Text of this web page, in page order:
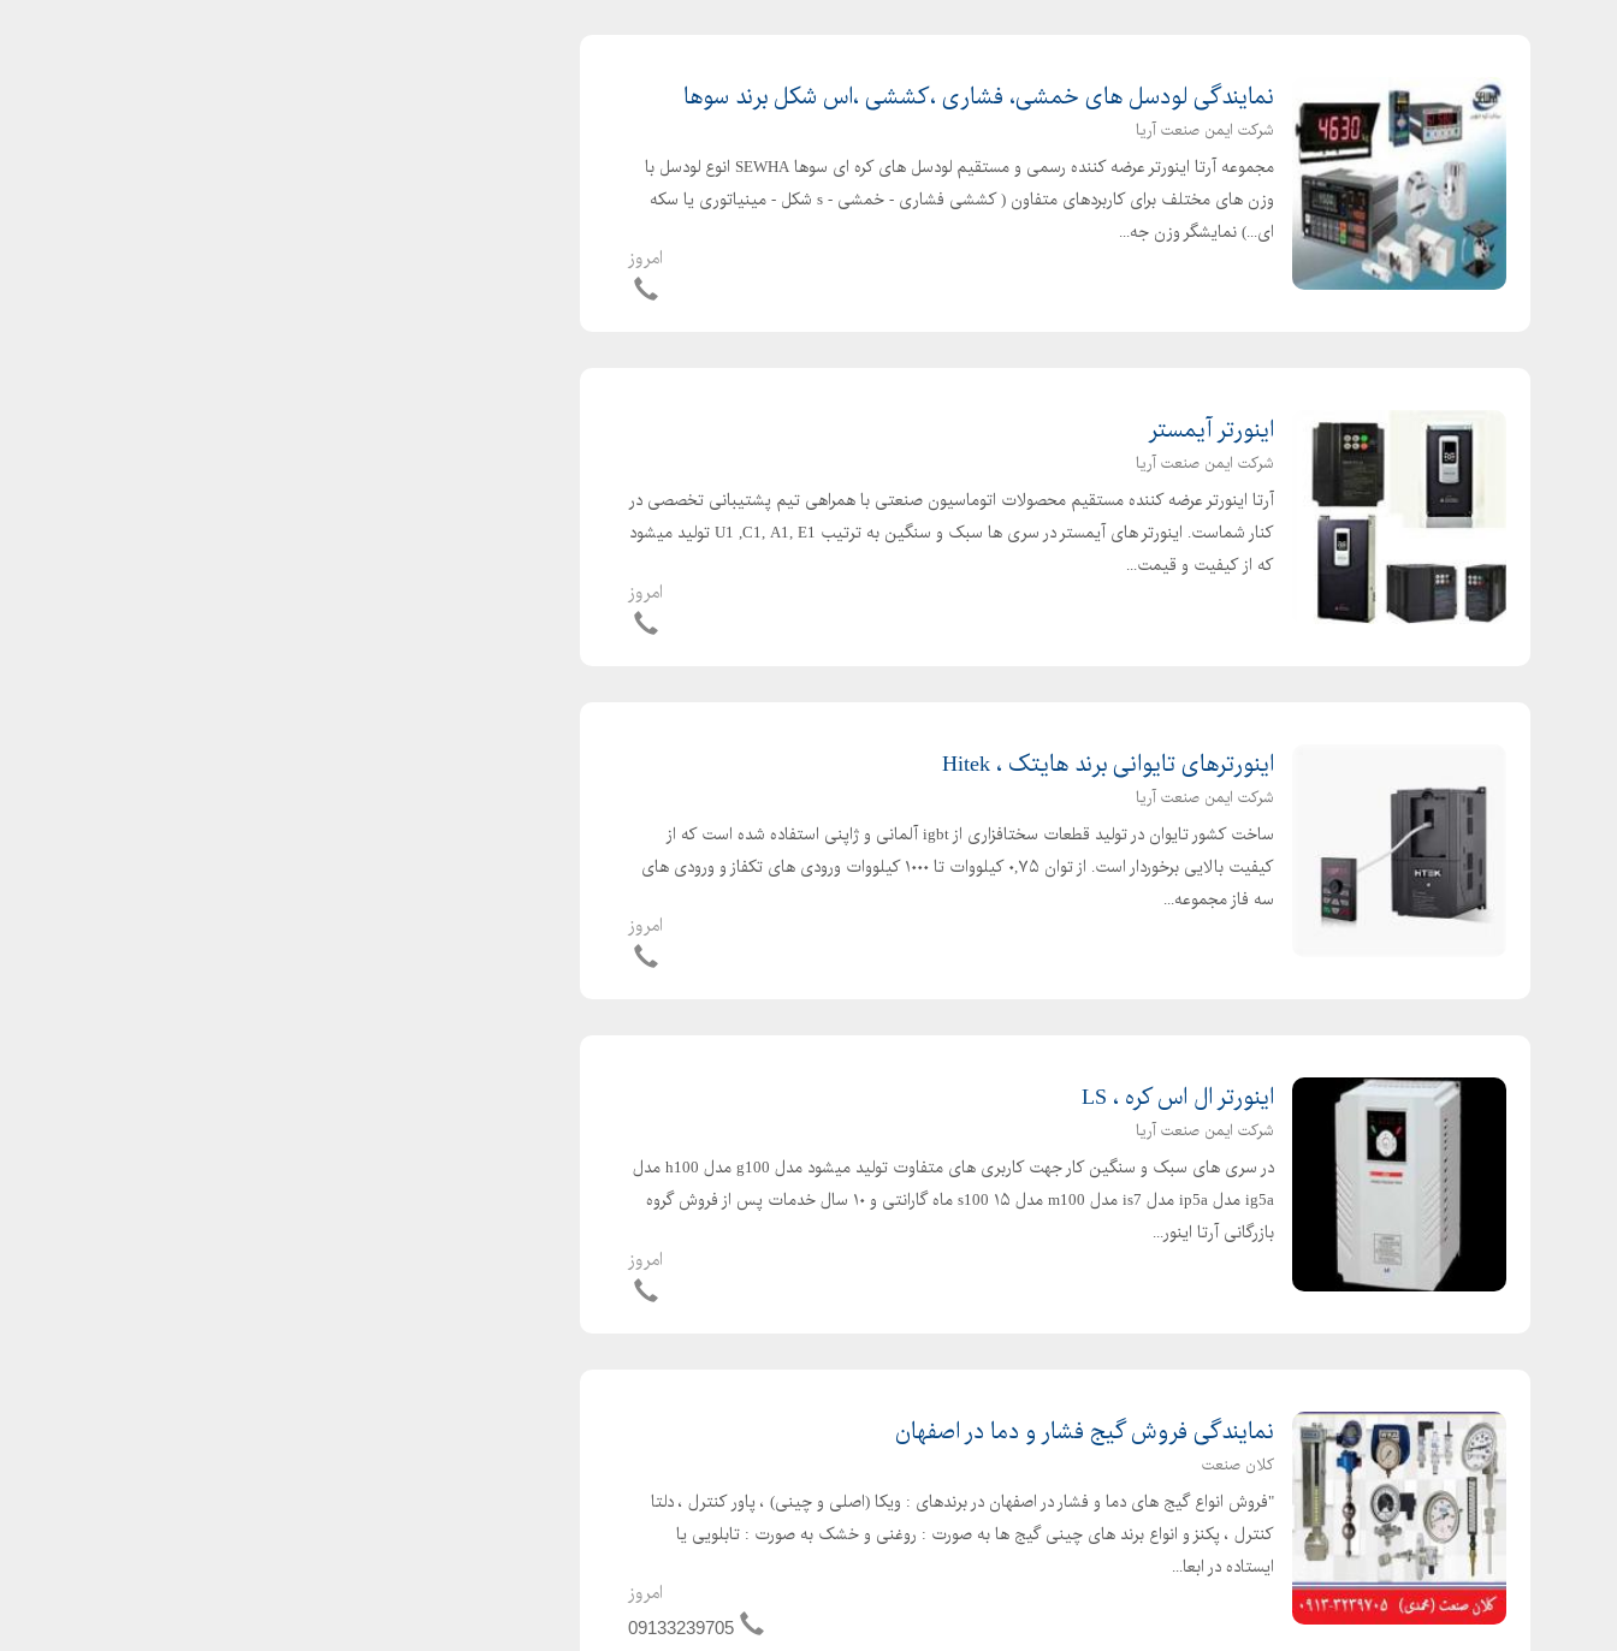
نمایندگی لودسل های خمشی، فشاری ،کششی ،اس شکل برند سوها
شرکت ایمن صنعت آریا
مجموعه آرتا اینورتر عرضه کننده رسمی و مستقیم لودسل های کره ای سوها SEWHA انوع لودسل با
وزن های مختلف برای کاربردهای متفاون ( کششی فشاری - خمشی - s شکل - مینیاتوری یا سکه
ای...) نمایشگر وزن جه...
امروز
اینورتر آیمستر
شرکت ایمن صنعت آریا
آرتا اینورتر عرضه کننده مستقیم محصولات اتوماسیون صنعتی با همراهی تیم پشتیبانی تخصصی در
کنار شماست. اینورتر های آیمستر در سری ها سبک و سنگین به ترتیب U1 ,C1, A1, E1 تولید میشود
که از کیفیت و قیمت...
امروز
اینورترهای تایوانی برند هایتک ، Hitek
شرکت ایمن صنعت آریا
ساخت کشور تایوان در تولید قطعات سختافزاری از igbt آلمانی و ژاپنی استفاده شده است که از
کیفیت بالایی برخوردار است. از توان ۰,۷۵ کیلووات تا ۱۰۰۰ کیلووات ورودی های تکفاز و ورودی های
سه فاز مجموعه...
امروز
اینورتر ال اس کره ، LS
شرکت ایمن صنعت آریا
در سری های سبک و سنگین کار جهت کاربری های متفاوت تولید میشود مدل g100 مدل h100 مدل
ig5a مدل ip5a مدل is7 مدل m100 مدل s100 ۱۵ ماه گارانتی و ۱۰ سال خدمات پس از فروش گروه
بازرگانی آرتا اینور...
امروز
نمایندگی فروش گیج فشار و دما در اصفهان
کلان صنعت
"فروش انواع گیج های دما و فشار در اصفهان در برندهای : ویکا (اصلی و چینی) ، پاور کنترل ، دلتا
کنترل ، پکنز و انواع برند های چینی گیج ها به صورت : روغنی و خشک به صورت : تابلویی یا
ایستاده در ابعا...
امروز
09133239705